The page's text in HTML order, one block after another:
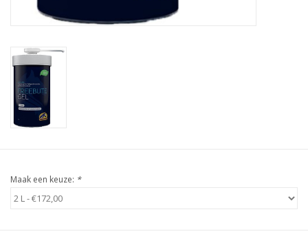
Kruiden
Contact
Maak een keuze: *